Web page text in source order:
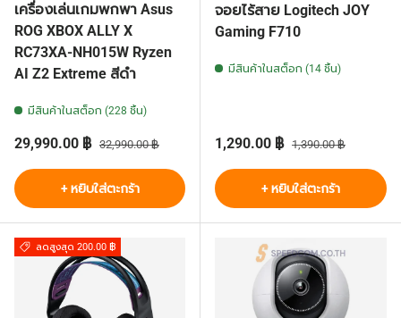
เครื่องเล่นเกมพกพา Asus
ROG XBOX ALLY X
RC73XA-NH015W Ryzen
AI Z2 Extreme สีดำ
มีสินค้าในสต็อก (228 ชิ้น)
ราคาส่วนลด
29,990.00 ฿ ราคาปกติ
32,990.00 ฿
+ หยิบใส่ตะกร้า
จอยไร้สาย Logitech JOY
Gaming F710
มีสินค้าในสต็อก (14 ชิ้น)
ราคาส่วนลด
1,290.00 ฿ ราคาปกติ
1,390.00 ฿
+ หยิบใส่ตะกร้า
ลดสูงสุด 200.00 ฿